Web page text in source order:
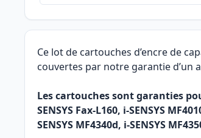
Ce lot de cartouches d’encre de
couvertes par notre garantie d’un
Les cartouches sont garanties
SENSYS Fax-L160, i-SENSYS
SENSYS MF4340d, i-SENSYS